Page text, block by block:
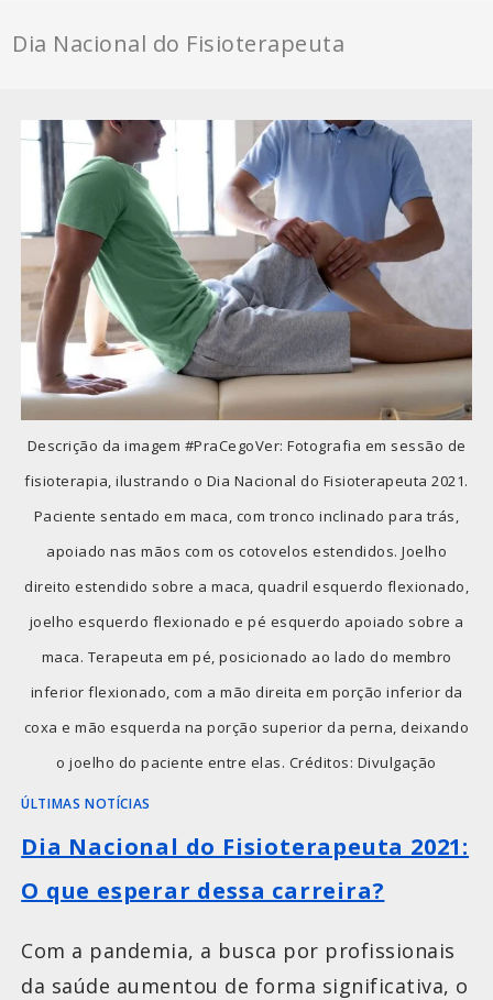
Dia Nacional do Fisioterapeuta
Descrição da imagem #PraCegoVer: Fotografia em sessão de
fisioterapia, ilustrando o Dia Nacional do Fisioterapeuta 2021.
Paciente sentado em maca, com tronco inclinado para trás,
apoiado nas mãos com os cotovelos estendidos. Joelho
direito estendido sobre a maca, quadril esquerdo flexionado,
joelho esquerdo flexionado e pé esquerdo apoiado sobre a
maca. Terapeuta em pé, posicionado ao lado do membro
inferior flexionado, com a mão direita em porção inferior da
coxa e mão esquerda na porção superior da perna, deixando
o joelho do paciente entre elas. Créditos: Divulgação
ÚLTIMAS NOTÍCIAS
Dia Nacional do Fisioterapeuta 2021:
O que esperar dessa carreira?
Com a pandemia, a busca por profissionais
da saúde aumentou de forma significativa, o